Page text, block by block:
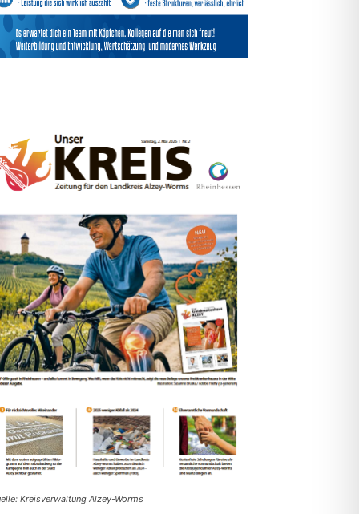
Kreisverwaltung Alzey-Worms